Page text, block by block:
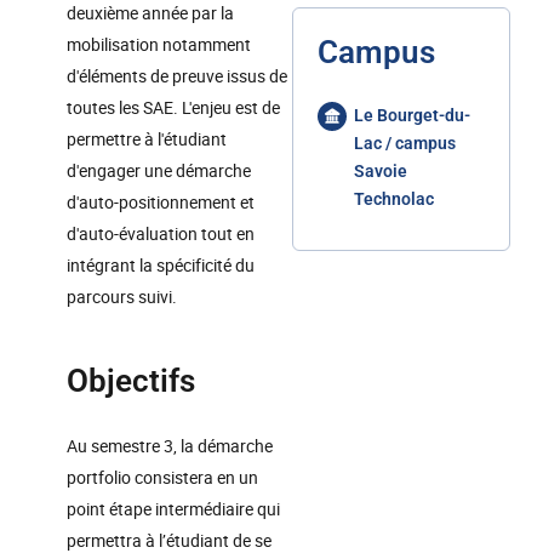
deuxième année par la
mobilisation notamment
d'éléments de preuve issus de
toutes les SAE. L'enjeu est de
permettre à l'étudiant
d'engager une démarche
d'auto-positionnement et
d'auto-évaluation tout en
intégrant la spécificité du
parcours suivi.
Objectifs
Au semestre 3, la démarche
portfolio consistera en un
point étape intermédiaire qui
permettra à l’étudiant de se
Campus
Le Bourget-du-
Lac / campus
Savoie
Technolac